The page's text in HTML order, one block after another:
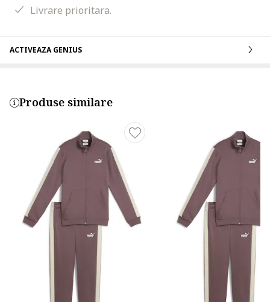
Livrare prioritara.
ACTIVEAZA GENIUS
Produse similare